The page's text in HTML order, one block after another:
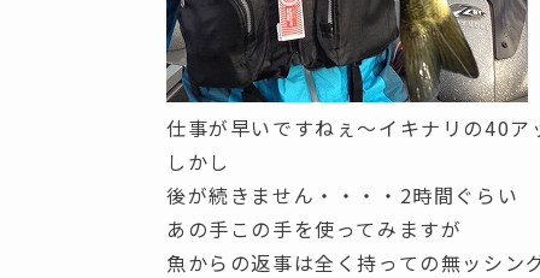
仕事が早いですねぇ～イキナリの40ア
しかし
後が続きません・・・・2時間ぐらい
あの手この手を使ってみますが
魚からの返事は全く持っての無ッシン